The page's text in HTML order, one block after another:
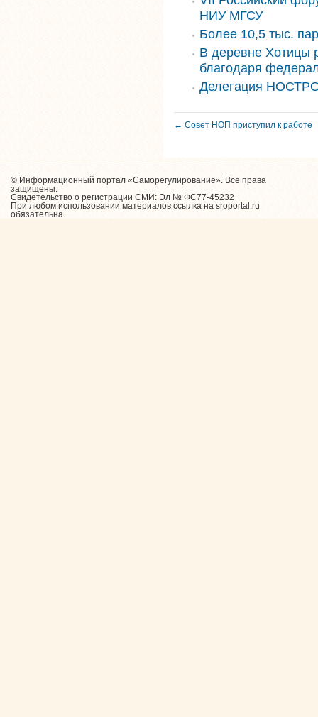
НИУ МГСУ
Более 10,5 тыс.
В деревне Хотицы
благодаря
Делегация
← Совет НОП приступил к работе
© Информационный портал «Саморегулирование». Все права
защищены.
Свидетельство о регистрации СМИ: Эл № ФС77-45232
При любом использовании материалов ссылка на sroportal.ru
обязательна.